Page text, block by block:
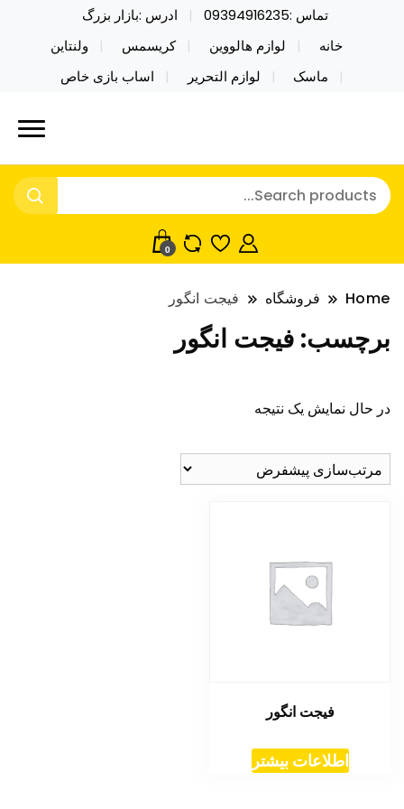
تماس :09394916235
ادرس :بازار بزرگ
خانه
لوازم هالووین کریسمس
ولنتاین
ماسک
لوازم التحریر اساب بازی خاص
نایکر توی فروش عمده لوازم هالووین
ولن تاین کادویی کریسمس اکسسوری
خرید محصولات خاص فیجت اسباب بازی تراول ماگ نایکر
توی فروش عمده لوازم هالووین ولن تاین کادویی
کریسمس اکسسوری ماسک در واردات مستقیم
0
Home فروشگاه فیجت انگور
برچسب: فیجت انگور
در حال نمایش یک نتیجه
فیجت انگور
اطلاعات بیشتر